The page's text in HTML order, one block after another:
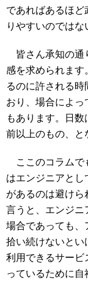
であればあるほど
りやすいのではな
皆さん承知の通
感を求められます
るのに許される
おり、場合によっ
もあります。日
前以上のもの、と
ここのコラムで
はエンジニアと
があるのは避けら
言うと、エンジニ
場合であっても、
拾い続けないとい
利用できるサービ
っているために